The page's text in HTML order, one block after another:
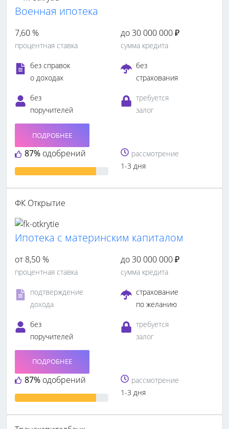
Военная ипотека
7,60 %
процентная ставка
до 30 000 000 ₽
сумма кредита
без справок
о доходах
без
страхования
без
поручителей
требуется
залог
87% одобрений
ПОДРОБНЕЕ
рассмотрение
1-3 дня
ФК Открытие
Ипотека с материнским капиталом
от 8,50 %
процентная ставка
до 30 000 000 ₽
сумма кредита
подтверждение
дохода
страхование
по желанию
без
поручителей
требуется
залог
87% одобрений
ПОДРОБНЕЕ
рассмотрение
1-3 дня